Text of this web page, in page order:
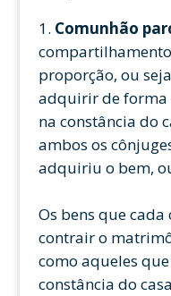
Comunhão
proporção, ou
adquirir de forma
na constância do
ambos os
adquiriu o bem,
Os bens que
contrair o
como aqueles
constância do